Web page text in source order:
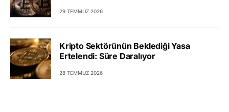
29 TEMMUZ 2026
Kripto Sektörünün Beklediği Yasa
Ertelendi: Süre Daralıyor
28 TEMMUZ 2026